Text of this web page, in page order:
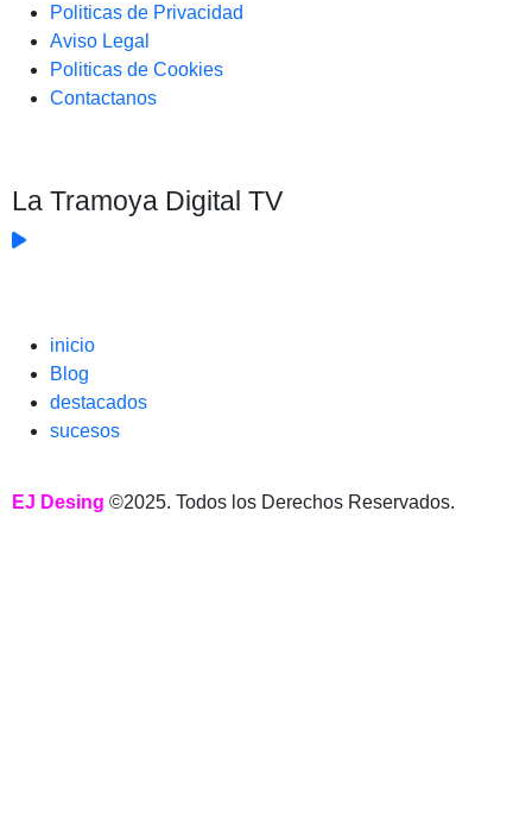
Politicas de Privacidad
Aviso Legal
Politicas de Cookies
Contactanos
La Tramoya Digital TV
inicio
Blog
destacados
sucesos
EJ Desing ©2025. Todos los Derechos Reservados.